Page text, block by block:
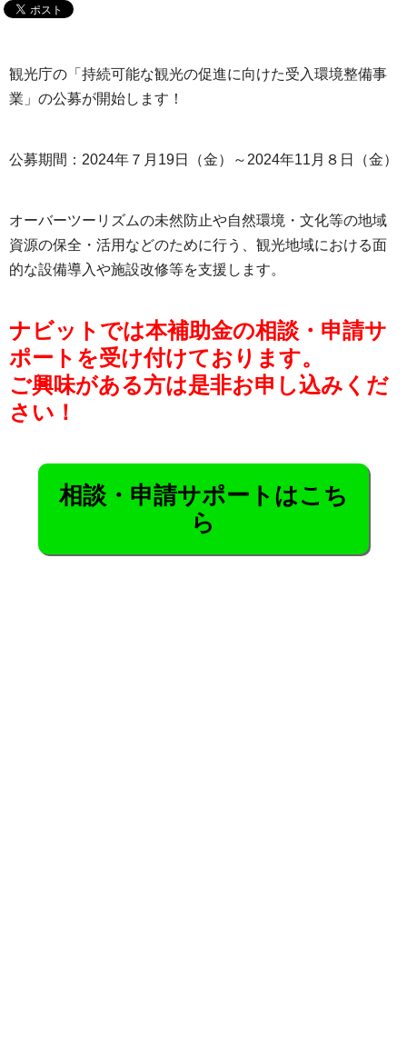
観光庁の「持続可能な観光の促進に向けた受入環境整備事
業」の公募が開始します！
公募期間：2024年７月19日（金）～2024年11月８日（金）
オーバーツーリズムの未然防止や自然環境・文化等の地域
資源の保全・活用などのために行う、観光地域における面
的な設備導入や施設改修等を支援します。
ナビットでは本補助金の相談・申請サ
ポートを受け付けております。
ご興味がある方は是非お申し込みくだ
さい！
相談・申請サポートはこち
ら